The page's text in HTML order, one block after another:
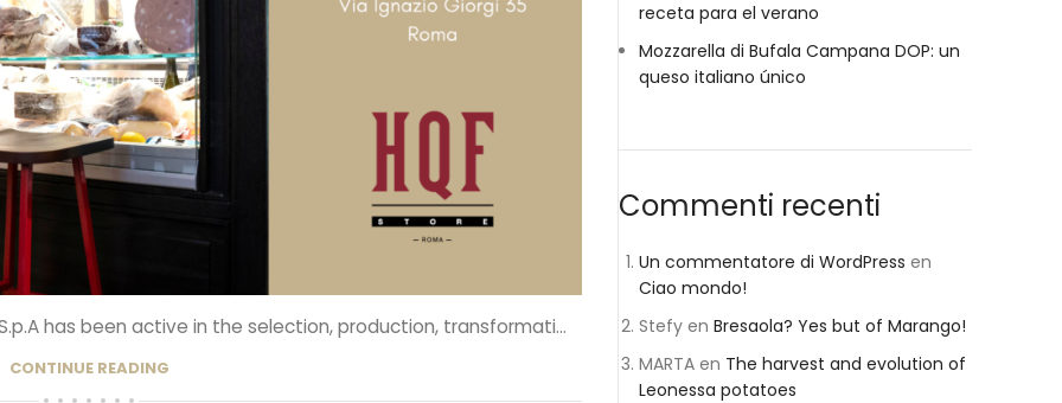
has been active in the selection, production, transformati...
CONTINUE READING
receta para el verano
Mozzarella di Bufala Campana DOP: un
queso italiano único
Commenti recenti
Un commentatore di WordPress en
Ciao mondo!
Stefy en Bresaola? Yes but of Marango!
MARTA en The harvest and evolution of
Leonessa potatoes